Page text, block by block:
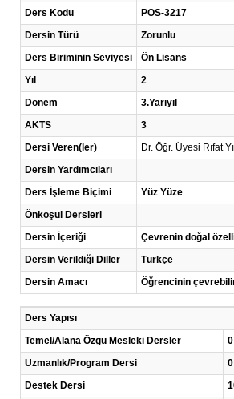
Ders Kodu
POS-3217
Dersin Türü
Zorunlu
Ders Biriminin Seviyesi
Ön Lisans
Yıl
2
Dönem
3.Yarıyıl
AKTS
3
Dersi Veren(ler)
Dr. Öğr. Üyesi Rıfat
Dersin Yardımcıları
Ders İşleme Biçimi
Yüz Yüze
Önkoşul Dersleri
Dersin İçeriği
Çevrenin doğal
Dersin Verildiği Diller
Türkçe
Dersin Amacı
Öğrencinin
Ders Yapısı
Temel/Alana Özgü Mesleki Dersler
0
Uzmanlık/Program Dersi
0
Destek Dersi